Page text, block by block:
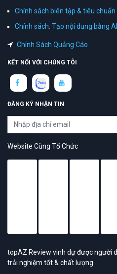
Chính sách biên tập & tiêu chuẩn
Chính sách: Tạo nội dung bằng
Chính Sách Quảng Cáo
KẾT NỐI VỚI CHÚNG TÔI
ĐĂNG KÝ NHẬN TIN
Website Cùng Tổ Chức
topAZ Review vinh dự được người
trải nghiệm tốt & chất lượng